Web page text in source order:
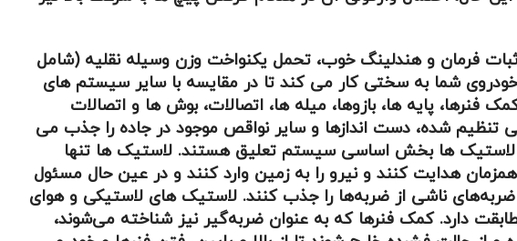
فرمان و هندلینگ خوب، تحمل یکنواخت وزن وسیله نقلیه (شامل
شما به سختی کار می کند تا در مقایسه با سایر سیستم های
پایه ها، بازوها، میله ها، اتصالات، بوش ها و اتصالات
تنظیم شده، دست اندازها و سایر نواقص موجود در جاده را جذب می
لاستیک ها بخش اساسی سیستم تعلیق هستند. لاستیک ها تنها
هدایت کنند و نیرو را به زمین وارد کنند و در عین حال مسئول
ضربه‌های ناشی از ضربه‌ها را جذب کنند. لاستیک های لاستیکی و هوای
دارد. کمک فنرها که به عنوان ضربه‌گیر نیز شناخته می‌شوند،